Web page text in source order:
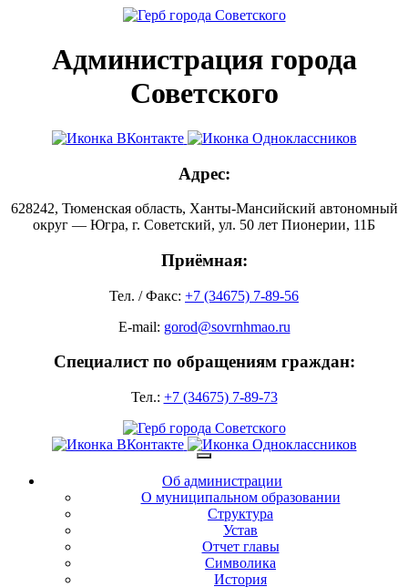
Администрация города
Советского
Адрес:
628242, Тюменская область, Ханты-Мансийский автономный
округ — Югра, г. Советский, ул. 50 лет Пионерии, 11Б
Приёмная:
Тел. / Факс: +7 (34675) 7-89-56
E-mail: gorod@sovrnhmao.ru
Специалист по обращениям граждан:
Тел.: +7 (34675) 7-89-73
Об администрации
О муниципальном образовании
Структура
Устав
Отчет главы
Символика
История